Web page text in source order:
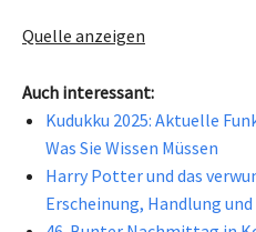
Quelle anzeigen
Auch interessant:
Kudukku 2025: Aktuelle
Was Sie Wissen Müssen
Harry Potter und das
Erscheinung, Handlung